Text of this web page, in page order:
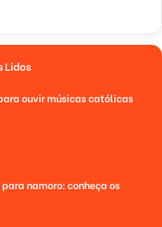
Lidos
ouvir músicas católicas
namoro: conheça os